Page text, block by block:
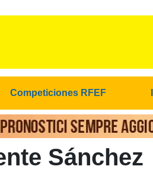
Competiciones RFEF
Sánchez